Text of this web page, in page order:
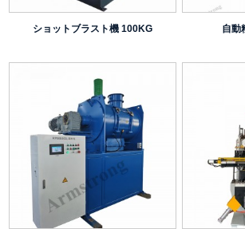
ショットブラスト機 100KG 自動